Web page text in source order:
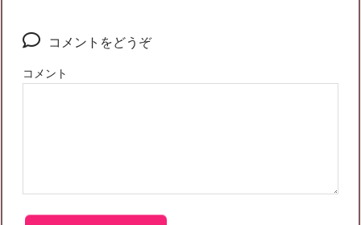
コメントをどうぞ
コメント